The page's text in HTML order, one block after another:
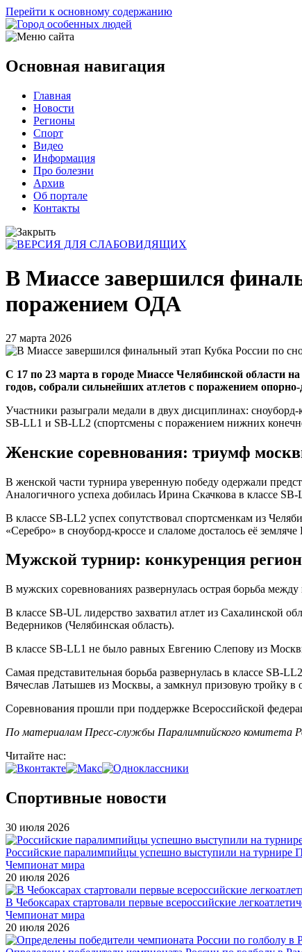
Перейти к основному содержанию
Основная навигация
Главная
Новости
Регионы
Спорт
Видео
Информация
Про болезни
Архив
Об портале
Контакты
В Миассе завершился
поражением ОДА
27 марта 2026
С 17 по 23 марта в городе Миассе Челябинской области
годов, собрали сильнейших атлетов с поражением
Участники разыграли медали в двух дисциплинах:
SB-LL1 и SB-LL2 (спортсмены с поражением нижних
Женские соревнования: триумф
В женской части турнира уверенную победу одержали
Аналогичного успеха добилась Ирина Скачкова в классе
В классе SB-LL2 успех сопутствовал спортсменкам из
«Серебро» в сноуборд-кроссе и слаломе досталось её
Мужской турнир: конкуренция
В мужских соревнованиях развернулась острая борьба
В классе SB-UL лидерство захватил атлет из Сахалинской
Ведерников (Челябинская область).
В классе SB-LL1 не было равных Евгению Слепову из
Самая представительная борьба развернулась в классе
Вячеслав Латышев из Москвы, а замкнул призовую тройку в
Соревнования прошли при поддержке Всероссийской
По материалам Пресс-службы Паралимпийского комитета
Читайте нас:
Спортивные новости
30 июля 2026
Российские паралимпийцы успешно выступили на турнире
Чемпионат мира
20 июля 2026
В Чебоксарах стартовали первые всероссийские
Чемпионат мира
20 июля 2026